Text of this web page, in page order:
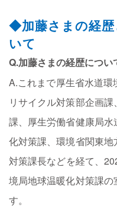
◆加藤さまの経歴
いて
Q.加藤さまの経歴につい
A.これまで厚生省水道環
リサイクル対策部企画
課、厚生労働省健康局
化対策課、環境省関東
対策課長などを経て、
境局地球温暖化対策課
す。